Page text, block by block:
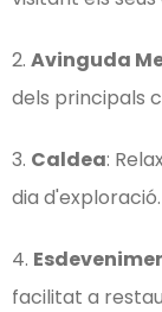
2. Avinguda
dels principals
3. Caldea:
dia d'exploració.
4.
facilitat a